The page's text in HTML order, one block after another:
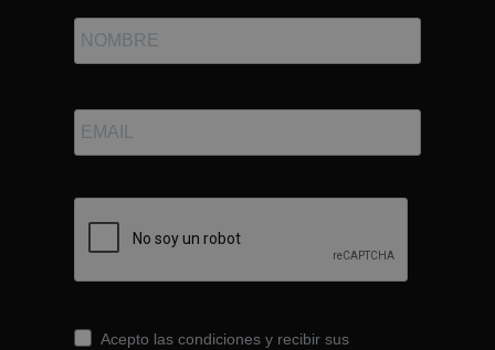
Acepto las condiciones y recibir sus